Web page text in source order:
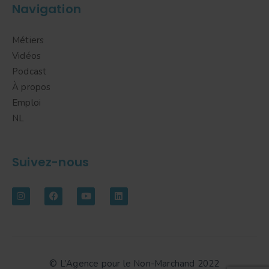
Navigation
Métiers
Vidéos
Podcast
À propos
Emploi
NL
Suivez-nous
© L’Agence pour le Non-Marchand 2022